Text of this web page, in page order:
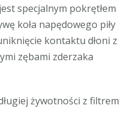
specjalnym pokrętłem
koła napędowego piły
kontaktu dłoni z
zębami zderzaka
żywotności z filtrem